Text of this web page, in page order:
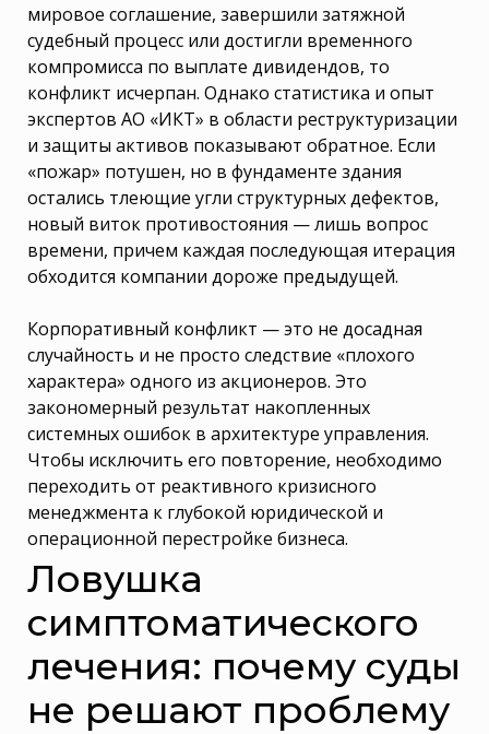
мировое соглашение, завершили затяжной
судебный процесс или достигли временного
компромисса по выплате дивидендов, то
конфликт исчерпан. Однако статистика и опыт
экспертов АО «ИКТ» в области реструктуризации
и защиты активов показывают обратное. Если
«пожар» потушен, но в фундаменте здания
остались тлеющие угли структурных дефектов,
новый виток противостояния — лишь вопрос
времени, причем каждая последующая итерация
обходится компании дороже предыдущей.
Корпоративный конфликт — это не досадная
случайность и не просто следствие «плохого
характера» одного из акционеров. Это
закономерный результат накопленных
системных ошибок в архитектуре управления.
Чтобы исключить его повторение, необходимо
переходить от реактивного кризисного
менеджмента к глубокой юридической и
операционной перестройке бизнеса.
Ловушка
симптоматического
лечения: почему суды
не решают проблему